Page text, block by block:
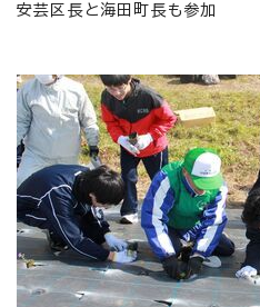
安芸区長と海田町長も参加